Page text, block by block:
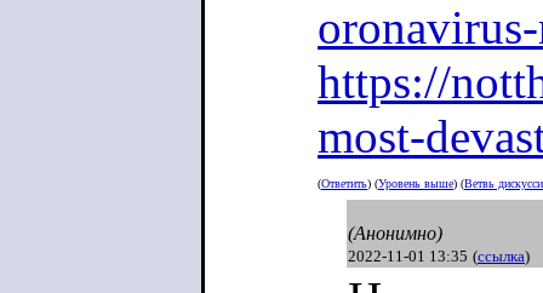
https://
most-
(Ответить) (Уровень выше) (Ветвь
(Анонимно)
2022-11-01 13:35 (ссылка)